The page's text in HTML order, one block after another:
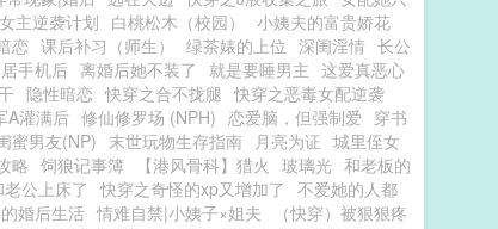
主逆袭计划 白桃松木（校园）
小姨夫的富贵娇花
恋 课后补习（师生） 绿茶婊的上位 深闺淫情 长公
手机后 离婚后她不装了 就是要睡男主 这爱真恶心
隐性暗恋 快穿之合不拢腿 快穿之恶毒女配逆袭
A灌满后 修仙修罗场 (NPH) 恋爱脑，但强制爱 穿书
蜜男友(NP) 末世玩物生存指南 月亮为证 城里侄女
略 饲狼记事簿 【港风骨科】猎火 玻璃光 和老板的
公上床了 快穿之奇怪的xp又增加了 不爱她的人都
婚后生活 情难自禁|小姨子×姐夫
（快穿）被狠狠疼